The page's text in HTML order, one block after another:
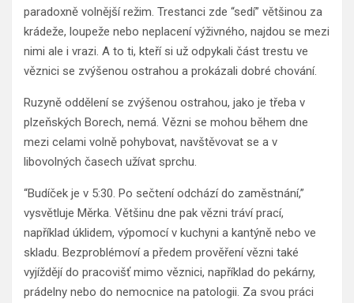
paradoxně volnější režim. Trestanci zde “sedí” většinou za
krádeže, loupeže nebo neplacení výživného, najdou se mezi
nimi ale i vrazi. A to ti, kteří si už odpykali část trestu ve
věznici se zvýšenou ostrahou a prokázali dobré chování.
Ruzyně oddělení se zvýšenou ostrahou, jako je třeba v
plzeňských Borech, nemá. Vězni se mohou během dne
mezi celami volně pohybovat, navštěvovat se a v
libovolných časech užívat sprchu.
“Budíček je v 5:30. Po sečtení odchází do zaměstnání,”
vysvětluje Měrka. Většinu dne pak vězni tráví prací,
například úklidem, výpomocí v kuchyni a kantýně nebo ve
skladu. Bezproblémoví a předem prověření vězni také
vyjíždějí do pracovišť mimo věznici, například do pekárny,
prádelny nebo do nemocnice na patologii. Za svou práci